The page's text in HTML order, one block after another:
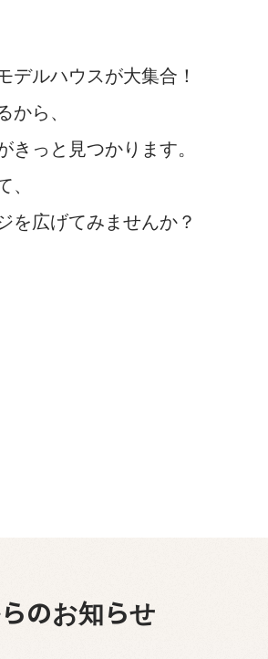
デルハウスが大集合！
ら、
っと見つかります。
を広げてみませんか？
のお知らせ